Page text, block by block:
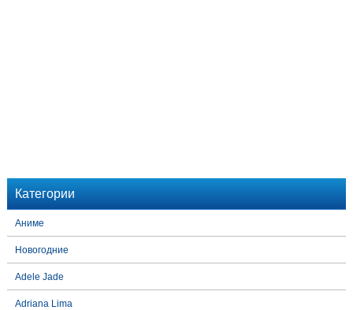
Категории
Аниме
Новогодние
Adele Jade
Adriana Lima